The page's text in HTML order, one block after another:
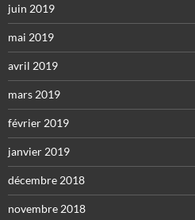
juin 2019
mai 2019
avril 2019
mars 2019
février 2019
janvier 2019
décembre 2018
novembre 2018